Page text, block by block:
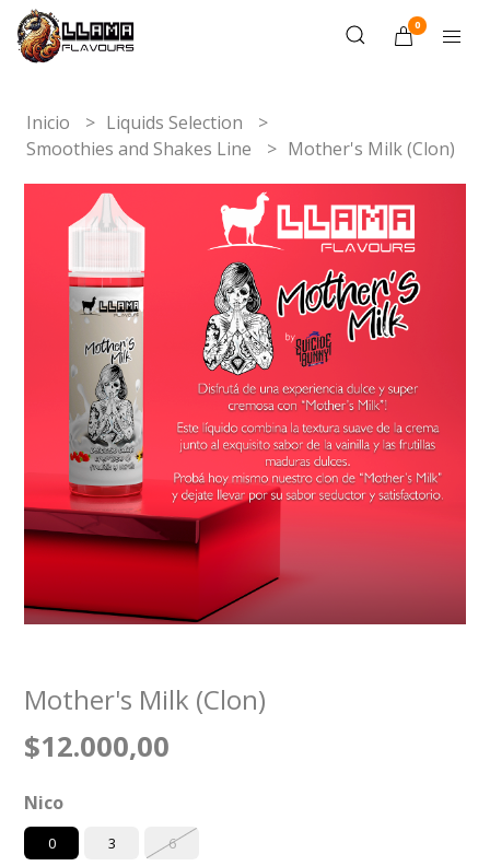
0
Inicio
Liquids Selection
Smoothies and Shakes Line
Mother's Milk (Clon)
Mother's Milk (Clon)
$12.000,00
Nico
0 3 6